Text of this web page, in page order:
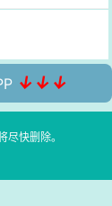
↓↓↓
快删除。